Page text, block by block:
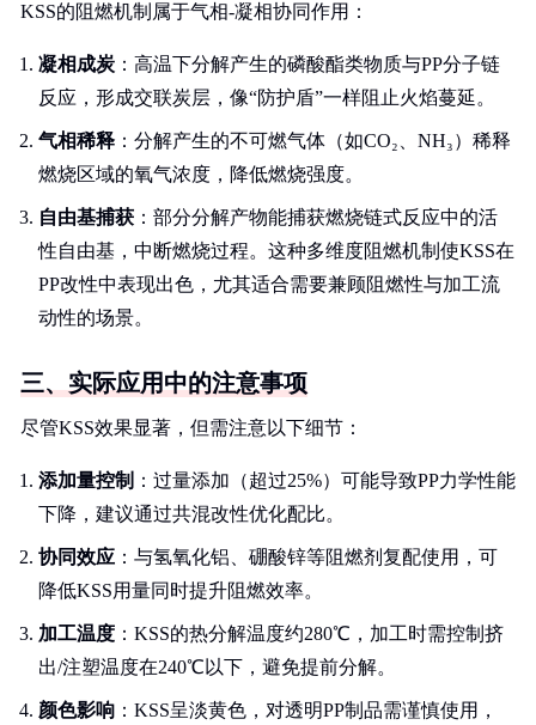
KSS的阻燃机制属于气相-凝相协同作用：
凝相成炭 ：高温下分解产生的磷酸酯类物质与PP分子链
反应，形成交联炭层，像“防护盾”一样阻止火焰蔓延。
气相稀释 ：分解产生的不可燃气体（如CO₂、NH₃）稀释
燃烧区域的氧气浓度，降低燃烧强度。
自由基捕获 ：部分分解产物能捕获燃烧链式反应中的活
性自由基，中断燃烧过程。这种多维度阻燃机制使KSS在
PP改性中表现出色，尤其适合需要兼顾阻燃性与加工流
动性的场景。
三、实际应用中的注意事项
尽管KSS效果显著，但需注意以下细节：
添加量控制 ：过量添加（超过25%）可能导致PP力学性能
下降，建议通过共混改性优化配比。
协同效应 ：与氢氧化铝、硼酸锌等阻燃剂复配使用，可
降低KSS用量同时提升阻燃效率。
加工温度 ：KSS的热分解温度约280℃，加工时需控制挤
出/注塑温度在240℃以下，避免提前分解。
颜色影响 ：KSS呈淡黄色，对透明PP制品需谨慎使用，